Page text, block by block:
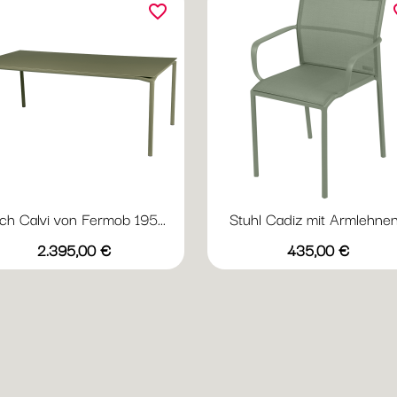
Calvi von Fermob 195...
Preis
2.395,00 €
Vorschau
AbyssblauAcapulcoblau
Anthrazit
Chili Gewittergrau
favorite_border
Stuhl Cadiz mit
Preis
435,00 €
 Vorschau
Acapulcoblau
Anthrazit
Gewittergrau
Kaktus